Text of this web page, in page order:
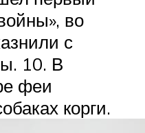
во
с
10. В
феи
корги.